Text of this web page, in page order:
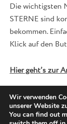
Die wichtigsten
STERNE sind
bekommen.
Klick auf den
Hier geht’s zur
Facebook
Wir verwenden
unserer Website
You can find out